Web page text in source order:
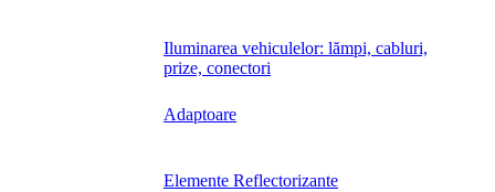
Iluminarea vehiculelor: lămpi, cabluri,
prize, conectori
Adaptoare
Elemente Reflectorizante